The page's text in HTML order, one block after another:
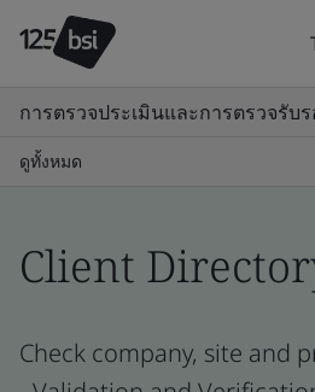
การตรวจประเมินและการตรวจรับร
ดูทั้งหมด
Client
Check company, site and